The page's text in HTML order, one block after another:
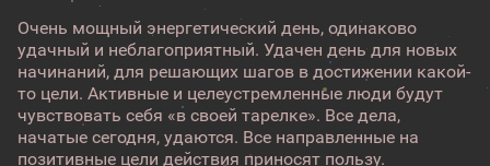
Очень мощный энергетический день, одинаково
удачный и неблагоприятный. Удачен день для новых
начинаний, для решающих шагов в достижении какой-
то цели. Активные и целеустремленные люди будут
чувствовать себя «в своей тарелке». Все дела,
начатые сегодня, удаются. Все направленные на
позитивные цели действия приносят пользу.